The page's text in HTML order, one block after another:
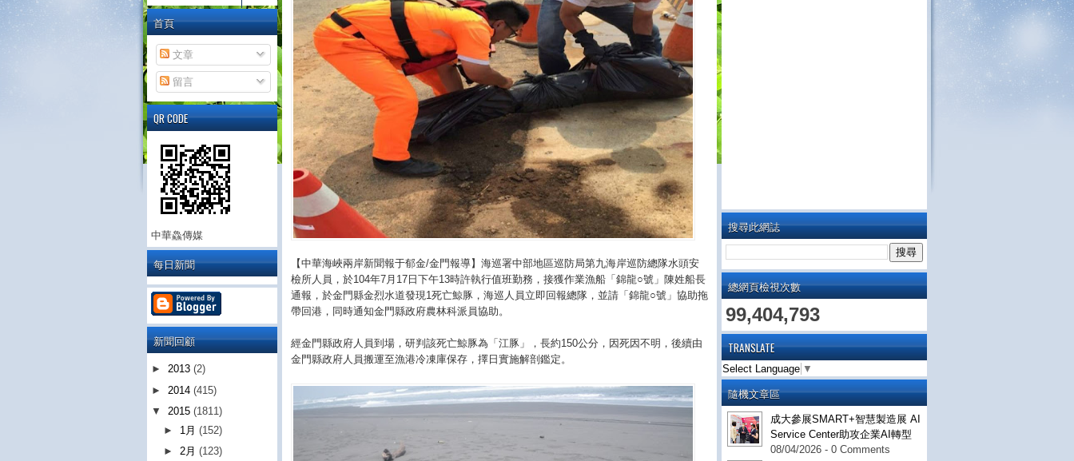
搜尋此網誌
總網頁檢視次數
99,404,793
TRANSLATE
Select Language ▼
隨機文章區
成大參展SMART+智慧製造展 AI
Service Center助攻企業AI轉型
08/04/2026 - 0 Comments
【中華海峽兩岸新聞報于郁金/金門報導】海巡署中部地區巡防局第九海岸巡防總隊水頭安
檢所人員，於104年7月17日下午13時許執行值班勤務，接獲作業漁船「錦龍○號」陳姓船長
通報，於金門縣金烈水道發現1死亡鯨豚，海巡人員立即回報總隊，並請「錦龍○號」協助拖
帶回港，同時通知金門縣政府農林科派員協助。
經金門縣政府人員到場，研判該死亡鯨豚為「江豚」，長約150公分，因死因不明，後續由
金門縣政府人員搬運至漁港冷凍庫保存，擇日實施解剖鑑定。
首頁
文章
留言
QR CODE
中華鱻傳媒
每日新聞
新聞回顧
► 2013 (2)
► 2014 (415)
▼ 2015 (1811)
► 1月(152)
►2月(123)